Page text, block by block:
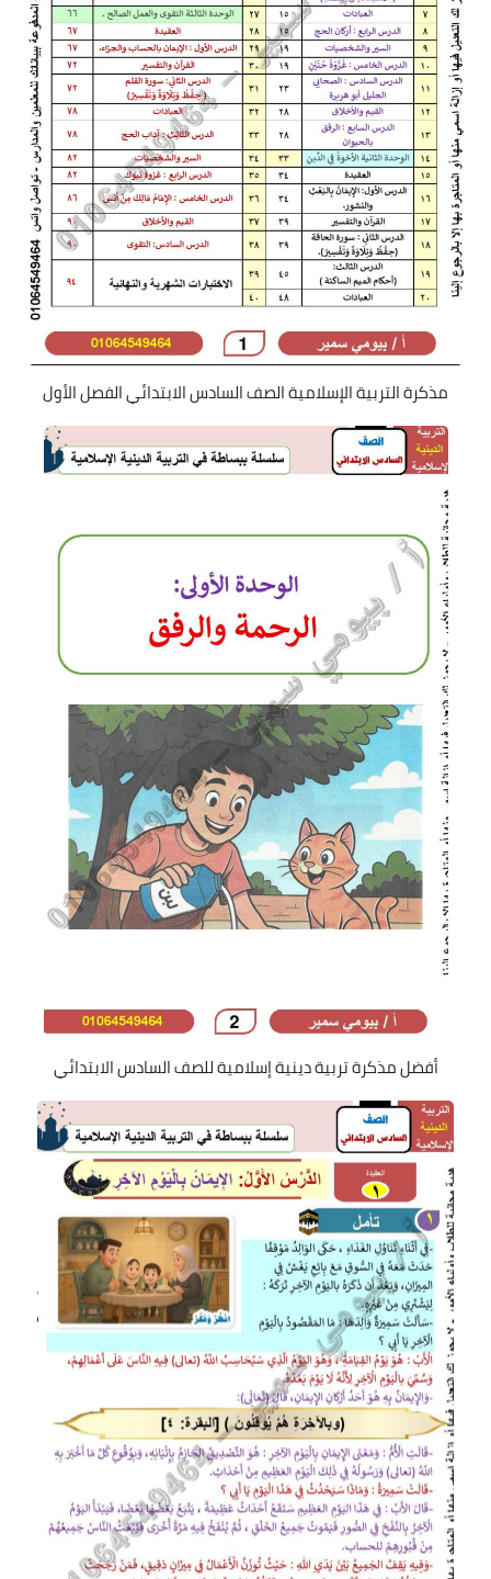
مذكرة التربية الإسلامية الصف السادس الابتدائي الفصل الأول
أفضل مذكرة تربية دينية إسلامية للصف السادس الابتدائي